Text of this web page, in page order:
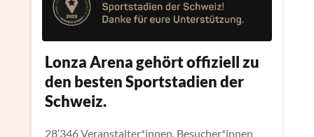
Lonza Arena gehört offiziell zu
den besten Sportstadien der
Schweiz.
28’346 Veranstalter*innen, Besucher*innen